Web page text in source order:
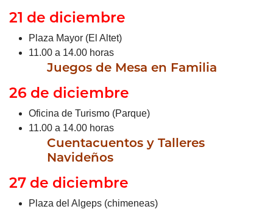
21 de diciembre
Plaza Mayor (El Altet)
11.00 a 14.00 horas
Juegos de Mesa en Familia
26 de diciembre
Oficina de Turismo (Parque)
11.00 a 14.00 horas
Cuentacuentos y Talleres
Navideños
27 de diciembre
Plaza del Algeps (chimeneas)